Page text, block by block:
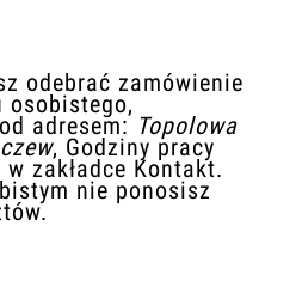
odebrać zamówienie
osobistego,
adresem: Topolowa
, Godziny pracy
zakładce Kontakt.
nie ponosisz